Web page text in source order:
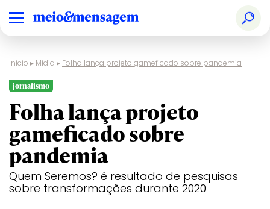
Início ▸ Mídia ▸ Folha lança projeto gameficado sobre pandemia
jornalismo
Folha lança projeto
gameficado sobre
pandemia
Quem Seremos? é resultado de pesquisas
sobre transformações durante 2020